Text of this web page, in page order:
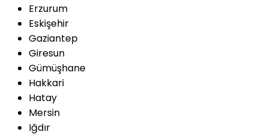
Erzurum
Eskişehir
Gaziantep
Giresun
Gümüşhane
Hakkari
Hatay
Mersin
Iğdır